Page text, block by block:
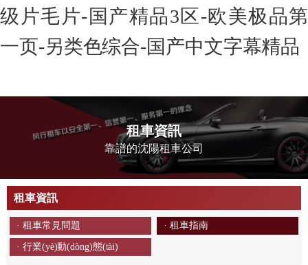
级片毛片-国产精品3区-欧美极品第
一页-另类色综合-国产中文字幕精品
租車資訊
靠譜的沈陽租車公司
租車資訊
· 租車常見問題 · 租車指南
· 行業(yè)動(dòng)態(tài)